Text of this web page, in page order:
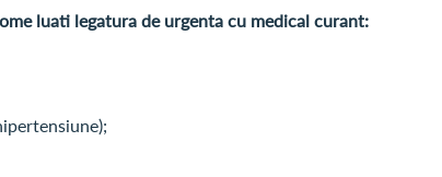
luati legatura de urgenta cu medical curant: